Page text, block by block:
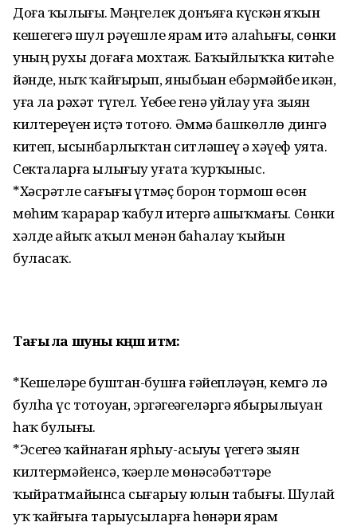
Доға ҡылығыҙ. Мәңгелек донъяға күскән яҡын
кешегеҙгә шул рәүешле ярҙам итә алаһығыҙ, сөнки
уның рухы доғаға мохтаж. Баҡыйлыҡҡа китәһе
йәнде, ныҡ ҡайғырып, яныбыҙҙан ебәрмәйбеҙ икән,
уға ла рәхәт түгел. Үҙебеҙҙе генә уйлау уға зыян
килтереүен иҫтә тотоғоҙ. Әммә башкөллө дингә
китеп, ысынбарлыҡтан ситләшеү ҙә хәүеф уята.
Секталарға ылығыу уғата ҡурҡыныс.
*Хәсрәтле сағығыҙ үтмәҫ борон тормош өсөн
мөһим ҡарарҙар ҡабул итергә ашыҡмағыҙ. Сөнки
хәлде айыҡ аҡыл менән баһалау ҡыйын
буласаҡ.
Тағы ла шуны кәңәш итәм:
*Кешеләрҙе буштан-бушға ғәйепләүҙән, кемгә лә
булһа үс тотоуҙан, эргәгеҙҙәгеләргә ябырылыуҙан
һаҡ булығыҙ.
*Эсегеҙҙә ҡайнаған ярһыу-асыуҙы үҙегеҙгә зыян
килтермәйенсә, ҡәҙерле мөнәсәбәттәрҙе
ҡыйратмайынса сығарыу юлын табығыҙ. Шулай
уҡ ҡайғыға тарыусыларға һөнәри ярҙам